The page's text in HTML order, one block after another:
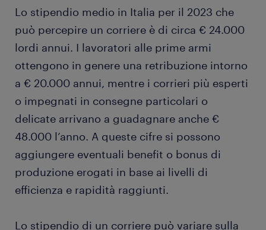
Lo stipendio medio in Italia per il 2023 che
può percepire un corriere è di circa € 24.000
lordi annui. I lavoratori alle prime armi
ottengono in genere una retribuzione intorno
a € 20.000 annui, mentre i corrieri più esperti
o impegnati in consegne particolari o
delicate arrivano a guadagnare anche €
48.000 l’anno. A queste cifre si possono
aggiungere eventuali benefit o bonus di
produzione erogati in base ai livelli di
efficienza e rapidità raggiunti.
Lo stipendio di un corriere può variare sulla